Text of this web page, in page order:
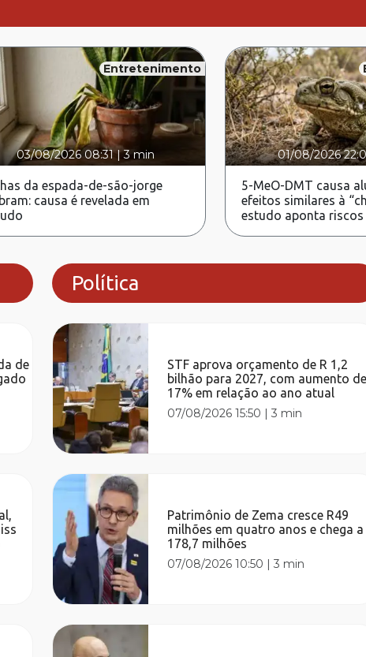
Entretenimento
03/08/2026 08:31|3 min
da espada-de-são-jorge
causa é revelada em
01/08/2026
5-MeO-DMT causa
efeitos similares à
estudo aponta
de
Política
STF aprova orçamento de R 1,2
bilhão para 2027, com aumento de
17% em relação ao ano atual
07/08/2026 15:50 |3 min
Patrimônio de Zema cresce R49
milhões em quatro anos e chega a
178,7 milhões
07/08/2026 10:50 |3 min